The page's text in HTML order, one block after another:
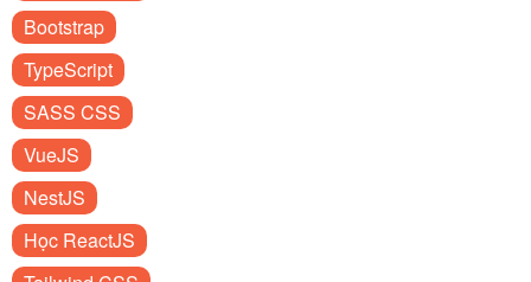
Bootstrap
TypeScript
SASS CSS
VueJS
NestJS
Học ReactJS